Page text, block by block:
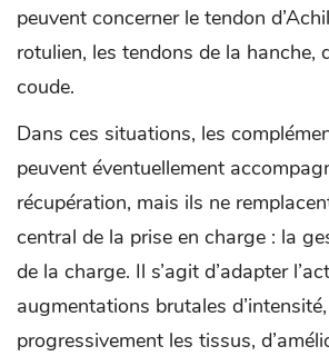
peuvent concerner le tendon
rotulien, les tendons de la hanche,
coude.
Dans ces situations, les
peuvent éventuellement
récupération, mais ils ne
central de la prise en charge : la
de la charge. Il s’agit d’adapter
augmentations brutales
progressivement les tissus,